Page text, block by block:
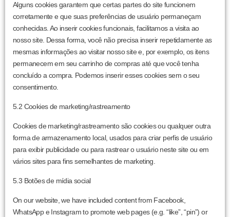
Alguns cookies garantem que certas partes do site funcionem
corretamente e que suas preferências de usuário permaneçam
conhecidas. Ao inserir cookies funcionais, facilitamos a visita ao
nosso site. Dessa forma, você não precisa inserir repetidamente as
mesmas informações ao visitar nosso site e, por exemplo, os itens
permanecem em seu carrinho de compras até que você tenha
concluído a compra. Podemos inserir esses cookies sem o seu
consentimento.
5.2 Cookies de marketing/rastreamento
Cookies de marketing/rastreamento são cookies ou qualquer outra
forma de armazenamento local, usados para criar perfis de usuário
para exibir publicidade ou para rastrear o usuário neste site ou em
vários sites para fins semelhantes de marketing.
5.3 Botões de mídia social
On our website, we have included content from Facebook,
WhatsApp e Instagram to promote web pages (e.g. “like”, “pin”) or